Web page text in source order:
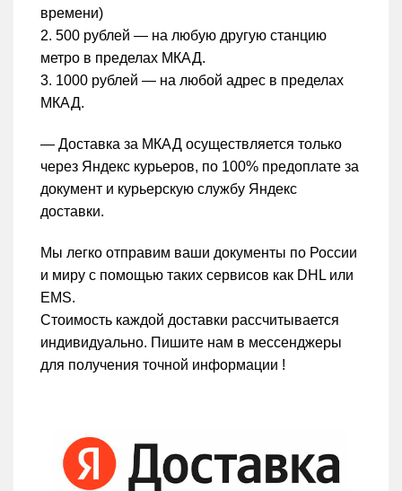
времени)
2. 500 рублей — на любую другую станцию
метро в пределах МКАД.
3. 1000 рублей — на любой адрес в пределах
МКАД.
— Доставка за МКАД осуществляется только
через Яндекс курьеров, по 100% предоплате за
документ и курьерскую службу Яндекс
доставки.
Мы легко отправим ваши документы по России
и миру с помощью таких сервисов как DHL или
EMS.
Стоимость каждой доставки рассчитывается
индивидуально. Пишите нам в мессенджеры
для получения точной информации !